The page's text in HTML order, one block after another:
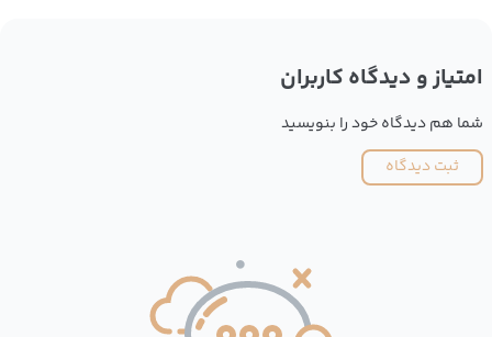
امتیاز و دیدگاه کاربران
شما هم دیدگاه خود را بنویسید
ثبت دیدگاه